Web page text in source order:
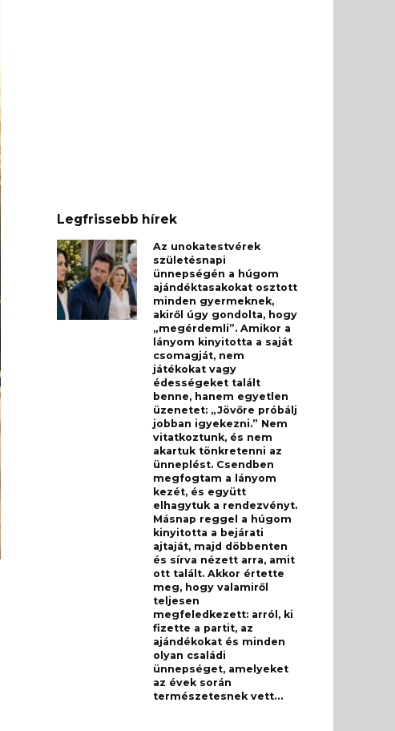
Legfrissebb hírek
Az unokatestvérek
születésnapi
ünnepségén a húgom
ajándéktasakokat osztott
minden gyermeknek,
akiről úgy gondolta, hogy
„megérdemli”. Amikor a
lányom kinyitotta a saját
csomagját, nem
játékokat vagy
édességeket talált
benne, hanem egyetlen
üzenetet: „Jövőre próbálj
jobban igyekezni.” Nem
vitatkoztunk, és nem
akartuk tönkretenni az
ünneplést. Csendben
megfogtam a lányom
kezét, és együtt
elhagytuk a rendezvényt.
Másnap reggel a húgom
kinyitotta a bejárati
ajtaját, majd döbbenten
és sírva nézett arra, amit
ott talált. Akkor értette
meg, hogy valamiről
teljesen
megfeledkezett: arról, ki
fizette a partit, az
ajándékokat és minden
olyan családi
ünnepséget, amelyeket
az évek során
természetesnek vett…